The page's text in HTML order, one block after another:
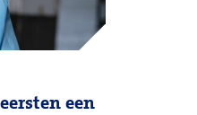
een